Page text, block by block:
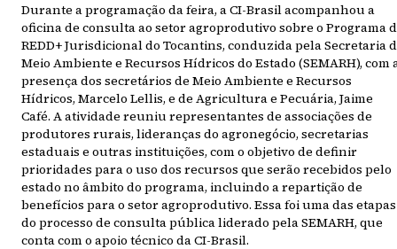
Durante a programação da feira, a CI-Brasil acompanhou a
oficina de consulta ao setor agroprodutivo sobre o Programa
REDD+ Jurisdicional do Tocantins, conduzida pela Secretaria
Meio Ambiente e Recursos Hídricos do Estado (SEMARH), com
presença dos secretários de Meio Ambiente e Recursos
Hídricos, Marcelo Lellis, e de Agricultura e Pecuária, Jaime
Café. A atividade reuniu representantes de associações de
produtores rurais, lideranças do agronegócio, secretarias
estaduais e outras instituições, com o objetivo de definir
prioridades para o uso dos recursos que serão recebidos pelo
estado no âmbito do programa, incluindo a repartição de
benefícios para o setor agroprodutivo. Essa foi uma das etapas
do processo de consulta pública liderado pela SEMARH, que
conta com o apoio técnico da CI-Brasil.